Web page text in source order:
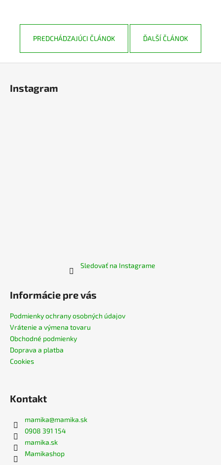
PREDCHÁDZAJÚCI ČLÁNOK ĎALŠÍ ČLÁNOK
Instagram
Sledovať na Instagrame
Informácie pre vás
Podmienky ochrany osobných údajov
Vrátenie a výmena tovaru
Obchodné podmienky
Doprava a platba
Cookies
Kontakt
mamika@mamika.sk
0908 391 154
mamika.sk
Mamikashop